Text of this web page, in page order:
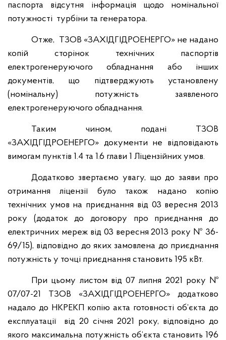
паспорта відсутня інформація щодо номінальної
потужності турбіни та генератора.
Отже, ТЗОВ «ЗАХІДГІДРОЕНЕРГО» не надано
копій сторінок технічних паспортів
електрогенеруючого обладнання або інших
документів, що підтверджують установлену
(номінальну) потужність заявленого
електрогенеруючого обладнання.
Таким чином, подані ТЗОВ
«ЗАХІДГІДРОЕНЕРГО» документи не відповідають
вимогам пунктів 1.4 та 1.6 глави 1 Ліцензійних умов.
Додатково звертаємо увагу, що до заяви про
отримання ліцензії було також надано копію
технічних умов на приєднання від 03 вересня 2013
року (додаток до договору про приєднання до
електричних мереж від 03 вересня 2013 року № 36-
69/15), відповідно до яких замовлена до приєднання
потужність у точці приєднання становить 195 кВт.
При цьому листом від 07 липня 2021 року №
07/07-21 ТЗОВ «ЗАХІДГІДРОЕНЕРГО» додатково
надало до НКРЕКП копію акта готовності об’єкта до
експлуатації від 20 січня 2021 року, відповідно до
якого максимальна потужність об’єкта становить 196